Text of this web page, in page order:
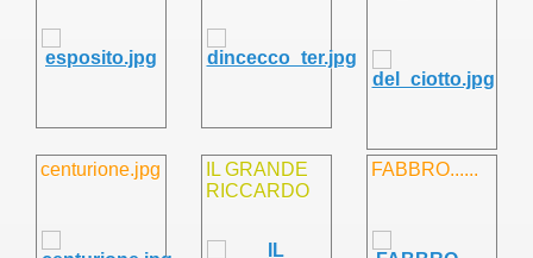
centurione.jpg
IL GRANDE
RICCARDO
FABBRO......